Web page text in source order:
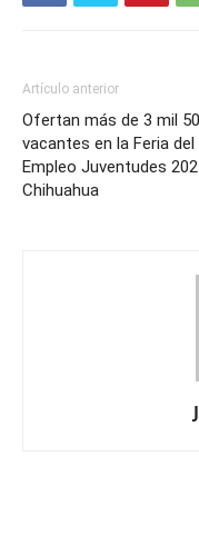
Artículo anterior
Ofertan más de 3 mil
vacantes en la Feria del
Empleo Juventudes
Chihuahua